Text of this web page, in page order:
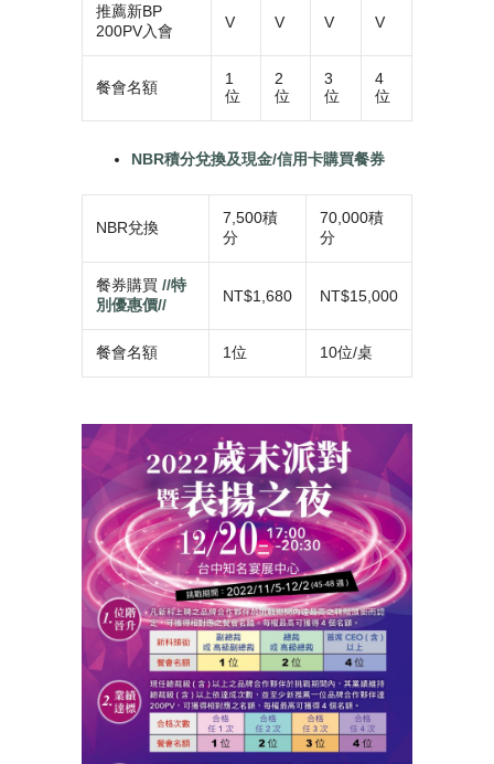
推薦新BP
200PV入會
V V V V
餐會名額
1
位
2
位
3
位
4
位
NBR積分兌換及現金/信用卡購買餐券
NBR兌換
7,500積
分
70,000積
分
餐券購買 //特
別優惠價//
NT$1,680 NT$15,000
餐會名額 1位 10位/桌